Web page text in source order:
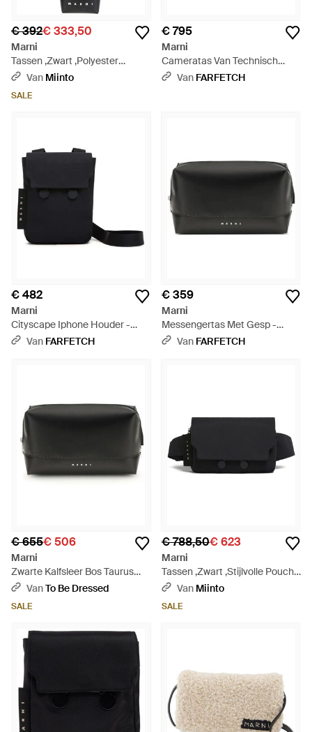
€ 392€ 333,50
Marni
Tassen ,Zwart ,Polyester
Crossbodytas Met Veterband -
Van Miinto
SALE
€ 795
Marni
Cameratas Van Technisch
Materiaal - Zwart
Van FARFETCH
€ 482
Marni
Cityscape Iphone Houder -
Zwart
Van FARFETCH
€ 359
Marni
Messengertas Met Gesp -
Zwart
Van FARFETCH
€ 655€ 506
Marni
Zwarte Kalfsleer Bos Taurus
Schoudertas - Zwart
VanTo Be Dressed
SALE
€ 788,50€ 623
Marni
Tassen ,Zwart ,Stijlvolle Pouch
Voor Dagelijks Gebruik - Zwart
Van Miinto
SALE